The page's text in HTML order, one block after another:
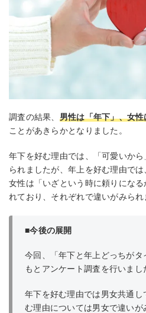
調査の結果、 男性は「年下」、女
ことがあきらかとなりました。
年下を好む理由では、「可愛いか
られましたが、年上を好む理由では
女性は「いざという時に頼りにな
れており、それぞれで違いがみられ
■今後の展開
今回、「年下と年上どっちが
もとアンケート調査を行いまし
年下を好む理由では男女共通
む理由については男女で違いが